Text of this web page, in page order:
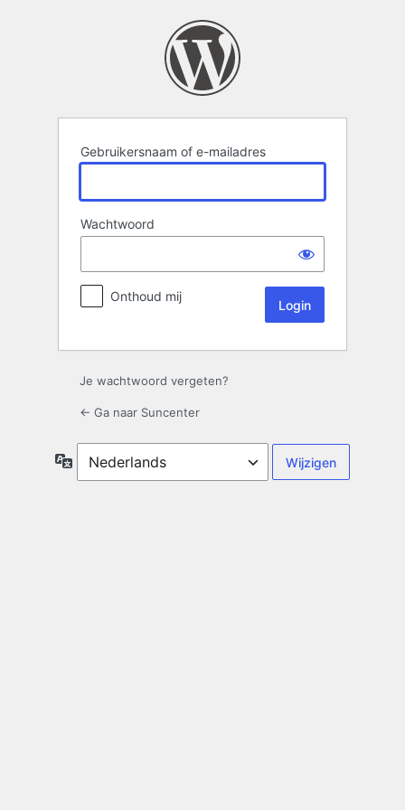
Gebruikersnaam of e-mailadres
Wachtwoord
Onthoud mij
Je wachtwoord vergeten?
← Ga naar Suncenter
Taal